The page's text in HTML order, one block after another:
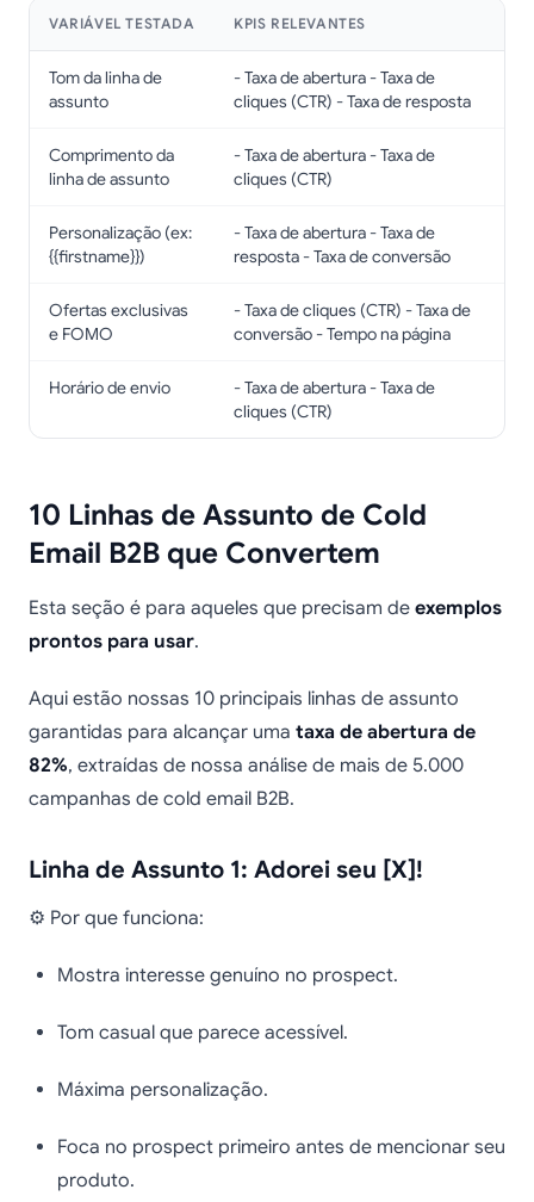
VARIÁVEL TESTADA KPIS RELEVANTES
Tom da linha de
assunto
- Taxa de abertura - Taxa de
cliques (CTR) - Taxa de resposta
Comprimento da
linha de assunto
- Taxa de abertura - Taxa de
cliques (CTR)
Personalização (ex:
{{firstname}})
- Taxa de abertura - Taxa de
resposta - Taxa de conversão
Ofertas exclusivas
e FOMO
- Taxa de cliques (CTR) - Taxa de
conversão - Tempo na página
Horário de envio
- Taxa de abertura - Taxa de
cliques (CTR)
10 Linhas de Assunto de Cold
Email B2B que Convertem
Esta seção é para aqueles que precisam de exemplos
prontos para usar.
Aqui estão nossas 10 principais linhas de assunto
garantidas para alcançar uma taxa de abertura de
82%, extraídas de nossa análise de mais de 5.000
campanhas de cold email B2B.
Linha de Assunto 1: Adorei seu [X]!
⚙️ Por que funciona:
Mostra interesse genuíno no prospect.
Tom casual que parece acessível.
Máxima personalização.
Foca no prospect primeiro antes de mencionar seu
produto.